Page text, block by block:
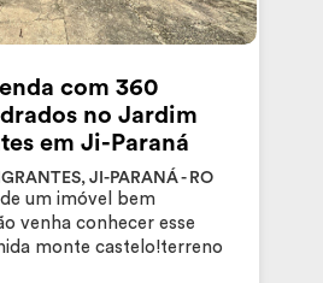
com 360
no Jardim
em Ji-Paraná
JI-PARANÁ - RO
um imóvel bem
venha conhecer esse
monte castelo!terreno